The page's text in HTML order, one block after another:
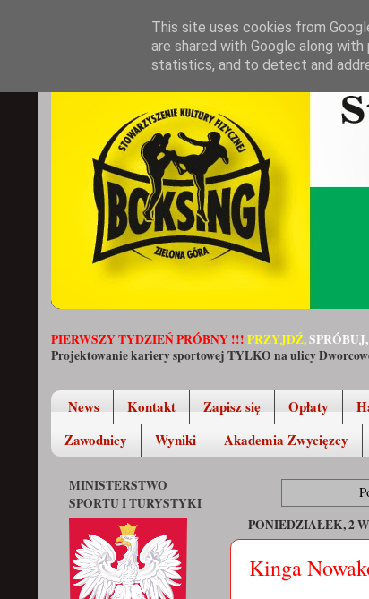
PIERWSZY TYDZIEŃ PRÓBNY !!! PRZYJDŹ,SPRÓBUJ,
Projektowanie kariery sportowej TYLKO na ulicy
News Kontakt Zapisz się Opłaty
Zawodnicy
Wyniki Akademia Zwycięzcy
PONIEDZIAŁEK, 2
Kinga
MINISTERSTWO
SPORTU I TURYSTYKI
This site uses cookies from
are shared with Google along
statistics, and to detect and